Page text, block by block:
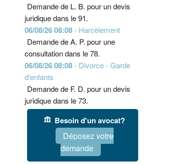
Demande de L. B. pour un devis
juridique dans le 91.
06/08/26 08:08- Harcèlement
Demande de A. P. pour une
consultation dans le 78.
06/08/26 08:08- Divorce - Garde
d'enfants
Demande de F. D. pour un devis
juridique dans le 73.
Besoin d'un avocat?
Déposez votre
demande